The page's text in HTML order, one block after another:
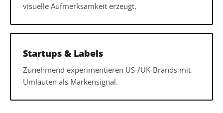
visuelle Aufmerksamkeit erzeugt.
Startups & Labels
Zunehmend experimentieren US-/UK-Brands mit
Umlauten als Markensignal.